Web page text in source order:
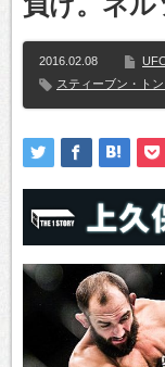
2016.02.08
スティーブン・ト